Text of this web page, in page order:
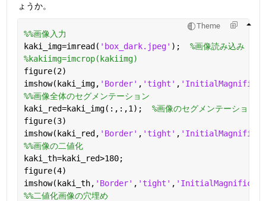
ょうか。
Theme
%%画像入力
kaki_img=imread( 'box_dark.jpeg' ); %画像読み込み
%kakiimg=imcrop(kakiimg)
figure(2)
imshow(kaki_img, 'Border' , 'tight' ,
%%画像全体のセグメンテーション
kaki_red=kaki_img(:,:,1); %画像のセグメンテーション(
figure(3)
imshow(kaki_red, 'Border' , 'tight' ,
%%画像の二値化
kaki_th=kaki_red>180;
figure(4)
imshow(kaki_th, 'Border' , 'tight' ,
%%二値化画像の穴埋め